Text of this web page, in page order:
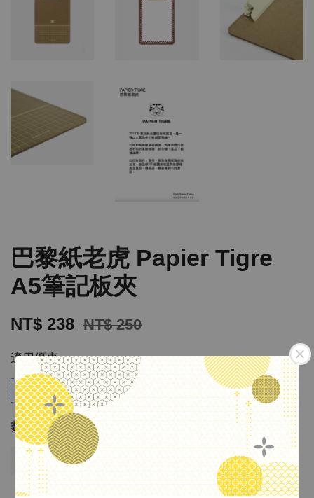
巴黎紙老虎 Papier Tigre
A5筆記板夾
NT$ 238 NT$ 250
適用優惠
$10 Credit for every $100 spent
數量
售完